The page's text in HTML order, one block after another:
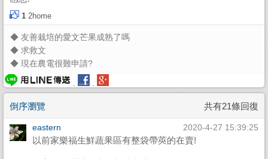
1 2home
◆ 友善栽培的愛文芒果成熟了嗎
◆ 求救文
◆ 現在農電很難申請?
. .
倒序瀏覽 共有21條回復
eastern 2020-4-27 15:39:25
以前家樂福生鮮蔬果區有整袋帶莢的在賣!